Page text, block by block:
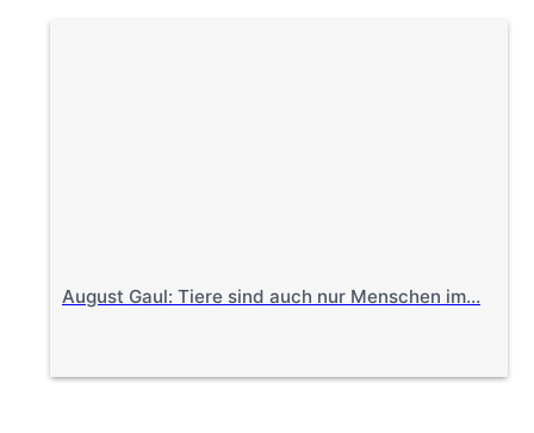
August Gaul: Tiere sind auch nur Menschen im…